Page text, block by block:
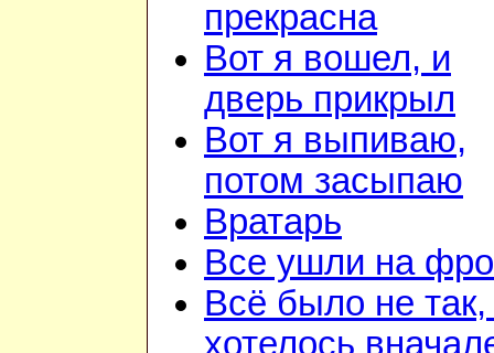
прекрасна
Вот я вошел, и
дверь прикрыл
Вот я выпиваю,
потом засыпаю
Вратарь
Все ушли на
Всё было не так,
хотелось